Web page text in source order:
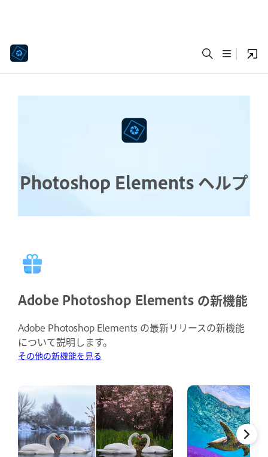
Photoshop Elements ヘルプ
Adobe Photoshop Elements の新機能
Adobe Photoshop Elements の最新リリースの新機能
について説明します。
その他の新機能を見る